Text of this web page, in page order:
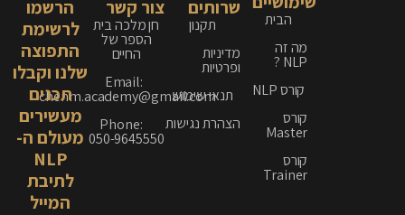
הבית
מה זה
NLP ?
קורס NLP
קורס
Master
קורס
Trainer
שרותים
תקנון
מדיניות
ופרטיות
תנאי שימוש
הצהרת נגישות
צור קשר
חן מלכה בית
הספר של
החיים
Email:
chenm.academy@gmail.com
Phone:
050-9645550
הרשמו
לרשימת
התפוצה
שלנו וקבלו
תכנים
מעשירים
מעולם ה-
NLP
לתיבת
המייל